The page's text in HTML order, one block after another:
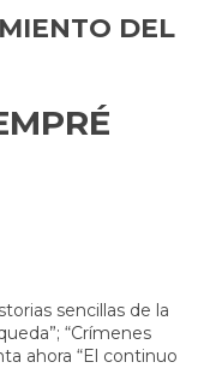
DEL
sencillas de la
“Crímenes
ahora “El continuo